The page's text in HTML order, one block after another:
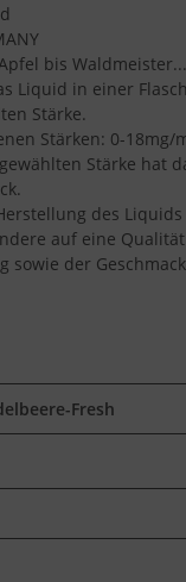
bis Waldmeister...
Liquid in einer
Stärke.
Stärken: 0-18mg/
Stärke hat
des
auf eine
sowie der
Fresh